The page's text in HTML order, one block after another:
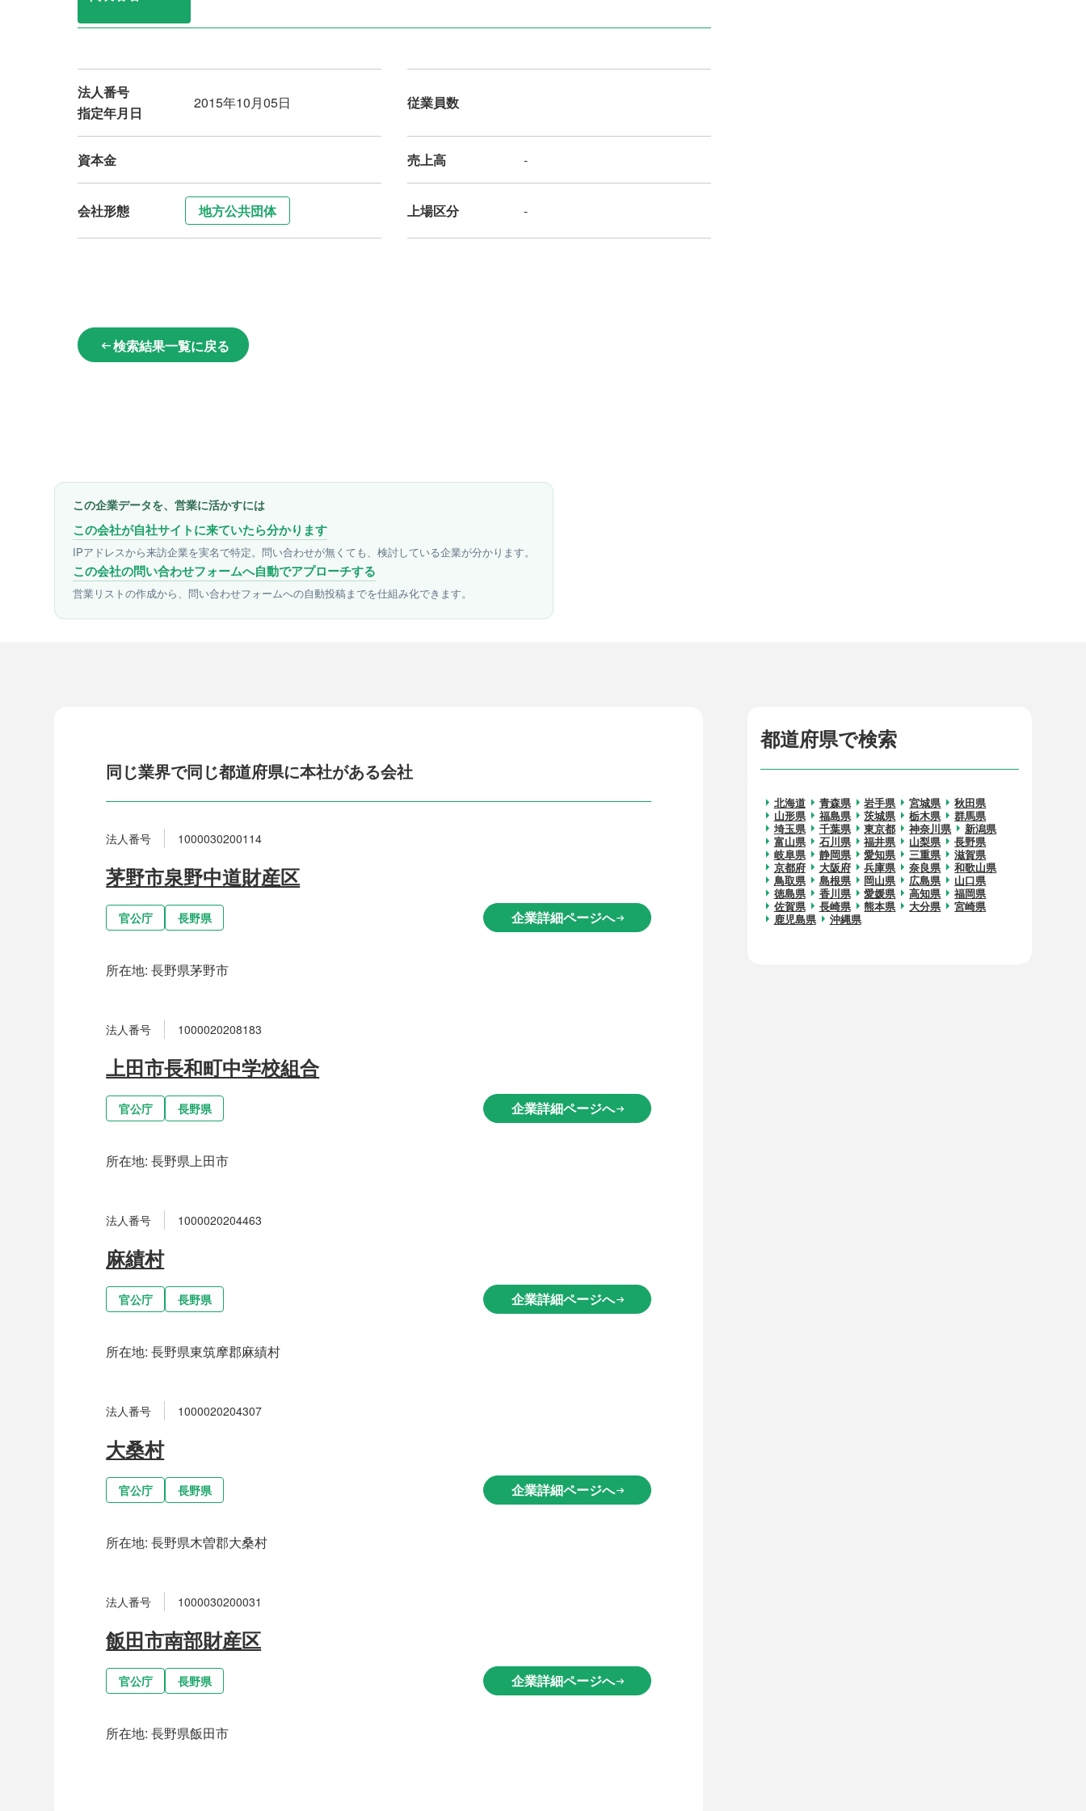
法人番号
指定年月日
2015年10月05日 従業員数
資本金 売上高 -
会社形態 地方公共団体 上場区分 -
arrow_left_alt検索結果一覧に戻る
この企業データを、営業に活かすには
この会社が自社サイトに来ていたら分かります
IPアドレスから来訪企業を実名で特定。問い合わせが無くても、検討している企業が分かります。
この会社の問い合わせフォームへ自動でアプローチする
営業リストの作成から、問い合わせフォームへの自動投稿までを仕組み化できます。
都道府県で検索
北海道 青森県 岩手県 宮城県
秋田県
山形県
福島県 茨城県 栃木県
群馬県
埼玉県
千葉県 東京都 神奈川県
新潟県
富山県
石川県 福井県 山梨県
長野県
岐阜県
静岡県 愛知県 三重県
滋賀県
京都府
大阪府 兵庫県 奈良県
和歌山県
鳥取県
島根県 岡山県 広島県
山口県
徳島県
香川県 愛媛県 高知県
福岡県
佐賀県
長崎県 熊本県 大分県
宮崎県
鹿児島県
沖縄県
同じ業界で同じ都道府県に本社がある会社
法人番号 1000030200114
茅野市泉野中道財産区
官公庁 長野県 企業詳細ページへarrow_right_alt
所在地:長野県茅野市
法人番号 1000020208183
上田市長和町中学校組合
官公庁 長野県 企業詳細ページへarrow_right_alt
所在地:長野県上田市
法人番号 1000020204463
麻績村
官公庁 長野県 企業詳細ページへarrow_right_alt
所在地:長野県東筑摩郡麻績村
法人番号 1000020204307
大桑村
官公庁 長野県 企業詳細ページへarrow_right_alt
所在地:長野県木曽郡大桑村
法人番号 1000030200031
飯田市南部財産区
官公庁 長野県 企業詳細ページへarrow_right_alt
所在地:長野県飯田市